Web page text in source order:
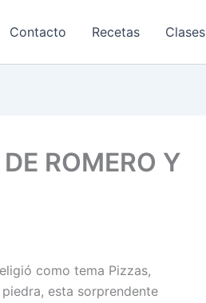
Contacto Recetas Clases
ROMERO Y
como tema Pizzas,
esta sorprendente